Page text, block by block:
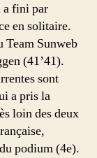
a fini par
en solitaire.
Team Sunweb
(41’41).
sont
a pris la
loin des deux
podium (4e).